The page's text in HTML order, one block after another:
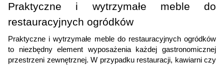
Praktyczne i wytrzymałe meble do
restauracyjnych ogródków
Praktyczne i wytrzymałe meble do restauracyjnych ogródków
to niezbędny element wyposażenia każdej gastronomicznej
przestrzeni zewnętrznej. W przypadku restauracji, kawiarni czy